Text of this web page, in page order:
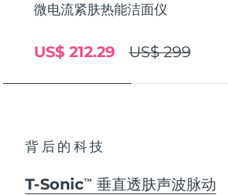
微电流紧肤热能洁面仪
US$ 299
US$ 212.29
背后的科技
T-SonicTM 垂直透肤声波脉动